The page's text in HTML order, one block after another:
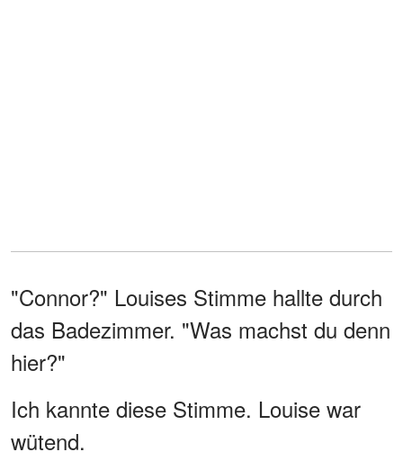
"Connor?" Louises Stimme hallte durch
das Badezimmer. "Was machst du denn
hier?"
Ich kannte diese Stimme. Louise war
wütend.